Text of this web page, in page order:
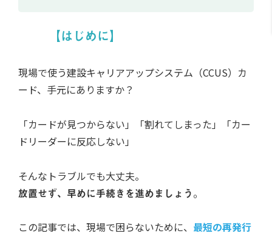
【はじめに】
現場で使う建設キャリアアップシステム（CCUS）カ
ード、手元にありますか？
「カードが見つからない」「割れてしまった」「カー
ドリーダーに反応しない」
そんなトラブルでも大丈夫。
放置せず、早めに手続きを進めましょう。
この記事では、現場で困らないために、 最短の再発行